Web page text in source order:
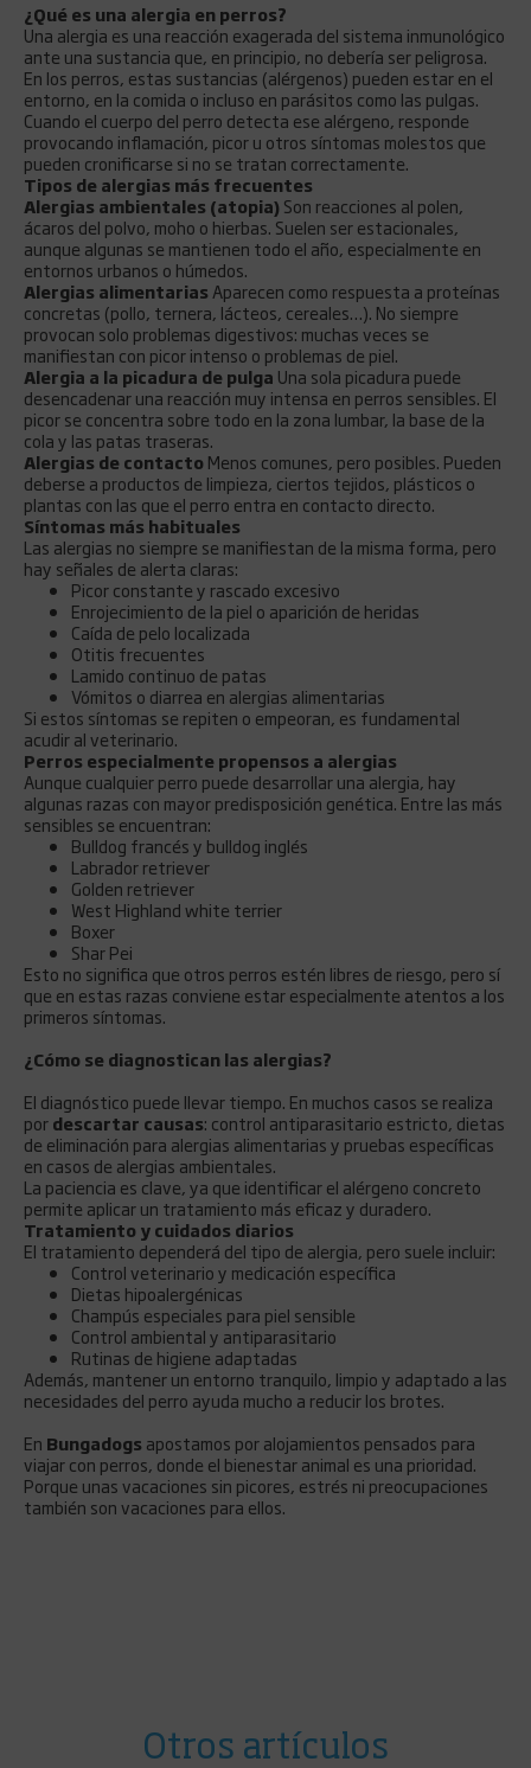
¿Qué es una alergia en perros?
Una alergia es una reacción exagerada del sistema inmunológico
ante una sustancia que, en principio, no debería ser peligrosa.
En los perros, estas sustancias (alérgenos) pueden estar en el
entorno, en la comida o incluso en parásitos como las pulgas.
Cuando el cuerpo del perro detecta ese alérgeno, responde
provocando inflamación, picor u otros síntomas molestos que
pueden cronificarse si no se tratan correctamente.
Tipos de alergias más frecuentes
Alergias ambientales (atopia)Son reacciones al polen,
ácaros del polvo, moho o hierbas. Suelen ser estacionales,
aunque algunas se mantienen todo el año, especialmente en
entornos urbanos o húmedos.
Alergias alimentarias Aparecen como respuesta a proteínas
concretas (pollo, ternera, lácteos, cereales…). No siempre
provocan solo problemas digestivos: muchas veces se
manifiestan con picor intenso o problemas de piel.
Alergia a la picadura de pulga Una sola picadura puede
desencadenar una reacción muy intensa en perros sensibles. El
picor se concentra sobre todo en la zona lumbar, la base de la
cola y las patas traseras.
Alergias de contacto Menos comunes, pero posibles. Pueden
deberse a productos de limpieza, ciertos tejidos, plásticos o
plantas con las que el perro entra en contacto directo.
Síntomas más habituales
Las alergias no siempre se manifiestan de la misma forma, pero
hay señales de alerta claras:
Picor constante y rascado excesivo
Enrojecimiento de la piel o aparición de heridas
Caída de pelo localizada
Otitis frecuentes
Lamido continuo de patas
Vómitos o diarrea en alergias alimentarias
Si estos síntomas se repiten o empeoran, es fundamental
acudir al veterinario.
Perros especialmente propensos a alergias
Aunque cualquier perro puede desarrollar una alergia, hay
algunas razas con mayor predisposición genética. Entre las más
sensibles se encuentran:
Bulldog francés y bulldog inglés
Labrador retriever
Golden retriever
West Highland white terrier
Boxer
Shar Pei
Esto no significa que otros perros estén libres de riesgo, pero sí
que en estas razas conviene estar especialmente atentos a los
primeros síntomas.
¿Cómo se diagnostican las alergias?
El diagnóstico puede llevar tiempo. En muchos casos se realiza
pordescartar causas: control antiparasitario estricto, dietas
de eliminación para alergias alimentarias y pruebas específicas
en casos de alergias ambientales.
La paciencia es clave, ya que identificar el alérgeno concreto
permite aplicar un tratamiento más eficaz y duradero.
Tratamiento y cuidados diarios
El tratamiento dependerá del tipo de alergia, pero suele incluir:
Control veterinario y medicación específica
Dietas hipoalergénicas
Champús especiales para piel sensible
Control ambiental y antiparasitario
Rutinas de higiene adaptadas
Además, mantener un entorno tranquilo, limpio y adaptado a las
necesidades del perro ayuda mucho a reducir los brotes.
En Bungadogs apostamos por alojamientos pensados para
viajar con perros, donde el bienestar animal es una prioridad.
Porque unas vacaciones sin picores, estrés ni preocupaciones
también son vacaciones para ellos.
Otros artículos